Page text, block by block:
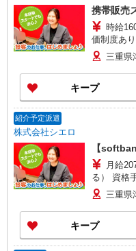
携帯販売
時給
価制度あ
あり） ゜+゜・。○。・゜+゜・。○。・゜+゜ 入
社祝い金10万円支
インセンティブ支
可能（規
+゜
三重県
キープ
紹介予定派遣
株式会社シエロ
【
月給
る） 資格
月・実績
年収400万
★交通費別途支
+゜・。○
有) お友達を紹介頂くと, インセンティブ支給(規定
三重県
キープ